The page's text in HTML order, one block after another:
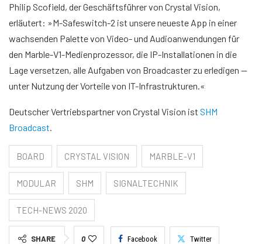
Philip Scofield, der Geschäftsführer von Crystal Vision,
erläutert: »M-Safeswitch-2 ist unsere neueste App in einer
wachsenden Palette von Video- und Audioanwendungen für
den Marble-V1-Medienprozessor, die IP-Installationen in die
Lage versetzen, alle Aufgaben von Broadcaster zu erledigen —
unter Nutzung der Vorteile von IT-Infrastrukturen.«
Deutscher Vertriebspartner von Crystal Vision ist SHM
Broadcast
BOARD CRYSTAL VISION MARBLE-V1
MODULAR SHM SIGNALTECHNIK
TECH-NEWS 2020
SHARE 0 Facebook Twitter